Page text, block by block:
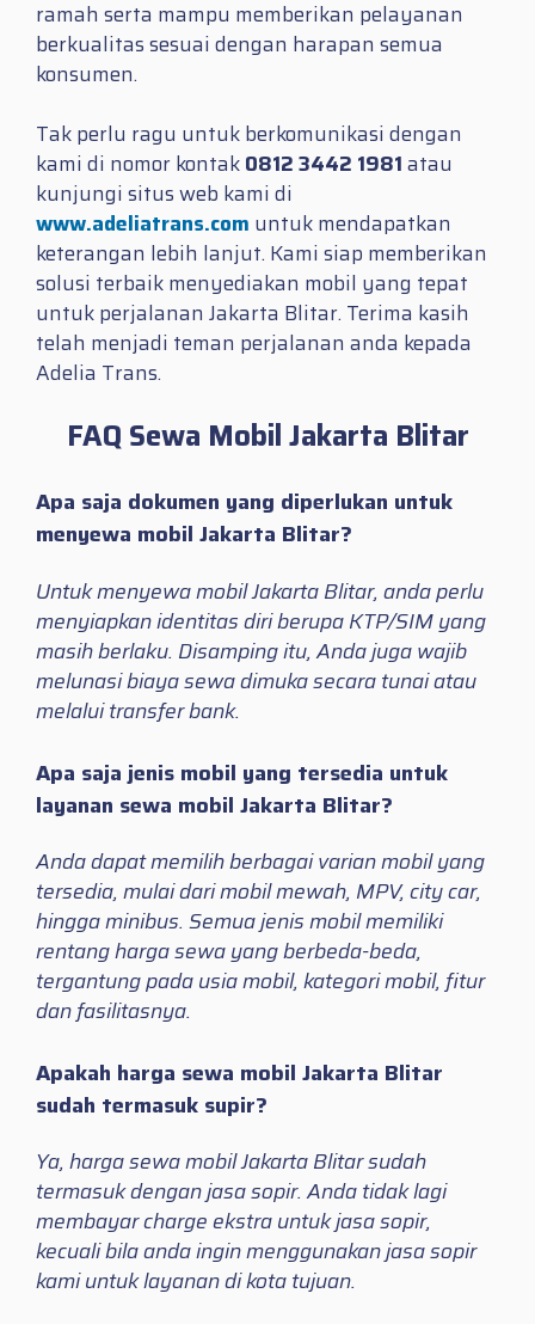
ramah serta mampu memberikan pelayanan
berkualitas sesuai dengan harapan semua
konsumen.
Tak perlu ragu untuk berkomunikasi dengan
kami di nomor kontak0812 3442 1981atau
kunjungi situs web kami di
www.adeliatrans.com untuk mendapatkan
keterangan lebih lanjut. Kami siap memberikan
solusi terbaik menyediakan mobil yang tepat
untuk perjalanan Jakarta Blitar. Terima kasih
telah menjadi teman perjalanan anda kepada
Adelia Trans.
FAQ Sewa Mobil Jakarta Blitar
Apa saja dokumen yang diperlukan untuk
menyewa mobil Jakarta Blitar?
Untuk menyewa mobil Jakarta Blitar, anda perlu
menyiapkan identitas diri berupa KTP/SIM yang
masih berlaku. Disamping itu, Anda juga wajib
melunasi biaya sewa dimuka secara tunai atau
melalui transfer bank.
Apa saja jenis mobil yang tersedia untuk
layanan sewa mobil Jakarta Blitar?
Anda dapat memilih berbagai varian mobil yang
tersedia, mulai dari mobil mewah, MPV, city car,
hingga minibus. Semua jenis mobil memiliki
rentang harga sewa yang berbeda-beda,
tergantung pada usia mobil, kategori mobil, fitur
dan fasilitasnya.
Apakah harga sewa mobil Jakarta Blitar
sudah termasuk supir?
Ya, harga sewa mobil Jakarta Blitar sudah
termasuk dengan jasa sopir. Anda tidak lagi
membayar charge ekstra untuk jasa sopir,
kecuali bila anda ingin menggunakan jasa sopir
kami untuk layanan di kota tujuan.